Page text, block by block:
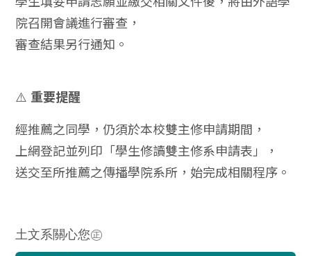
院召開會議進行審查，
審查結果另行通知。
⚠️ 重要提醒
經推薦之同學，仍須於本校雙主修申請期間，
上網登記並列印「學生修讀雙主修系申請表」，
送交至所推薦之傳播學院系所，始完成相關程序。
土文系關心您㊣